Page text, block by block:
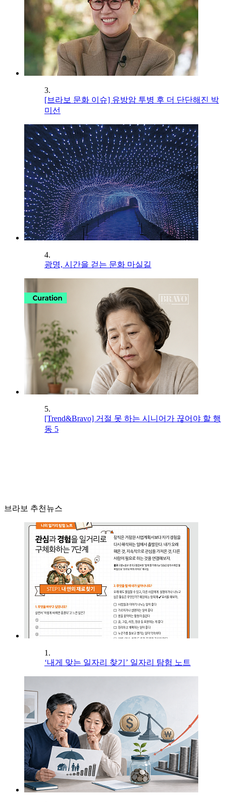
3.
[브라보 문화 이슈] 유방암 투병 후 더 단단해진 박
미선
4.
광명, 시간을 걷는 문화 마실길
5.
[Trend&Bravo] 거절 못 하는 시니어가 끊어야 할 행
동 5
브라보 추천뉴스
1.
‘내게 맞는 일자리 찾기’ 일자리 탐험 노트